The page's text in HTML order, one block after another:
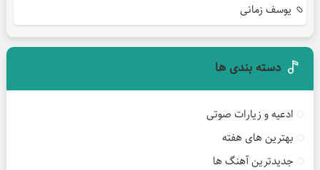
یوسف زمانی
دسته بندی ها
ادعیه و زیارات صوتی
بهترین های هفته
جدیدترین آهنگ ها